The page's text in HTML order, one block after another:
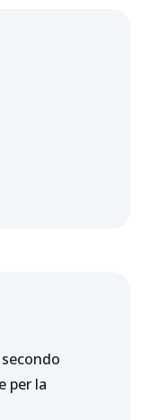
per la